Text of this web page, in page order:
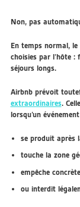
Non, pas
En temps normal,
choisies par l’hôte :
séjours longs.
Airbnb prévoit
extraordinaires.
lorsqu’un
se produit après
touche la zone
empêche
ou interdit